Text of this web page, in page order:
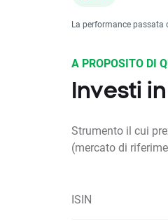
La performance
A PROPOSITO DI
Investi
Strumento il cui
(mercato di
ISIN